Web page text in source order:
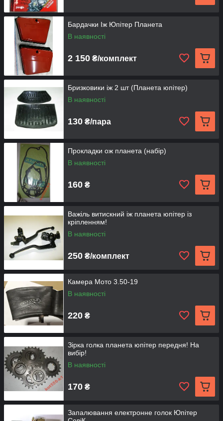
Бардачки Іж Юпітер Планета
В наявності
2 150 ₴/комплект
Бризковики іж 2 шт (Планета юпітер)
В наявності
130 ₴/пара
Прокладки ож планета (набір)
В наявності
160 ₴
Важіль витискний іж планета юпітер із
кріпленням!
В наявності
250 ₴/комплект
Камера Мото 3.50-19
В наявності
220 ₴
Зірка голка планета юпітер передня! На
вибір!
В наявності
170 ₴
Запалювання електронне голок Юпітер